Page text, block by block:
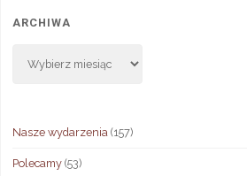
ARCHIWA
Nasze wydarzenia (157)
Polecamy(53)